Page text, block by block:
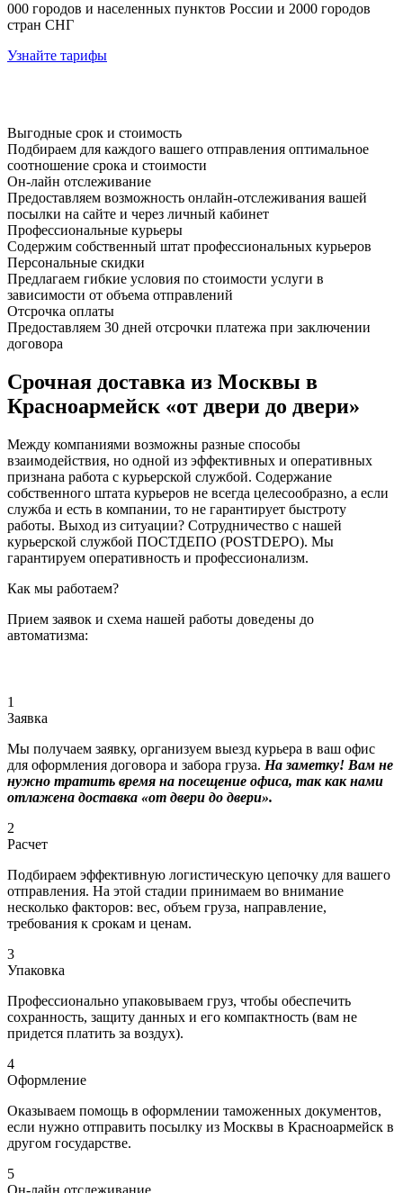
000 городов и населенных пунктов России и 2000 городов
стран СНГ
Узнайте тарифы
Выгодные срок и стоимость
Подбираем для каждого вашего отправления оптимальное
соотношение срока и стоимости
Он-лайн отслеживание
Предоставляем возможность онлайн-отслеживания вашей
посылки на сайте и через личный кабинет
Профессиональные курьеры
Содержим собственный штат профессиональных курьеров
Персональные скидки
Предлагаем гибкие условия по стоимости услуги в
зависимости от объема отправлений
Отсрочка оплаты
Предоставляем 30 дней отсрочки платежа при заключении
договора
Срочная доставка из Москвы в
Красноармейск «от двери до двери»
Между компаниями возможны разные способы
взаимодействия, но одной из эффективных и оперативных
признана работа с курьерской службой. Содержание
собственного штата курьеров не всегда целесообразно, а если
служба и есть в компании, то не гарантирует быстроту
работы. Выход из ситуации? Сотрудничество с нашей
курьерской службой ПОСТДЕПО (POSTDEPO). Мы
гарантируем оперативность и профессионализм.
Как мы работаем?
Прием заявок и схема нашей работы доведены до
автоматизма:
1
Заявка
Мы получаем заявку, организуем выезд курьера в ваш офис
для оформления договора и забора груза. На заметку! Вам не
нужно тратить время на посещение офиса, так как нами
отлажена доставка «от двери до двери».
2
Расчет
Подбираем эффективную логистическую цепочку для вашего
отправления. На этой стадии принимаем во внимание
несколько факторов: вес, объем груза, направление,
требования к срокам и ценам.
3
Упаковка
Профессионально упаковываем груз, чтобы обеспечить
сохранность, защиту данных и его компактность (вам не
придется платить за воздух).
4
Оформление
Оказываем помощь в оформлении таможенных документов,
если нужно отправить посылку из Москвы в Красноармейск в
другом государстве.
5
Он-лайн отслеживание